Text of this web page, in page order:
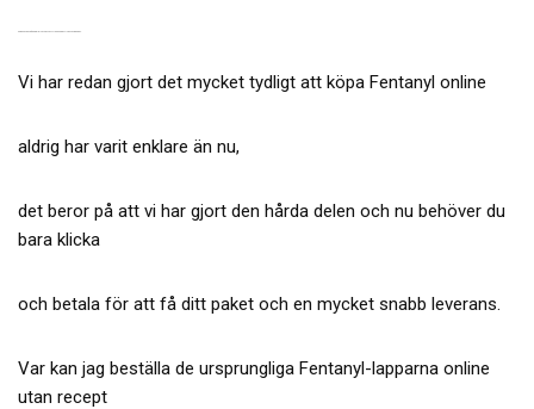
Vi har redan gjort det mycket tydligt att köpa Fentanyl online
aldrig har varit enklare än nu,
det beror på att vi har gjort den hårda delen och nu behöver du
bara klicka
och betala för att få ditt paket och en mycket snabb leverans.
Var kan jag beställa de ursprungliga Fentanyl-lapparna online
utan recept